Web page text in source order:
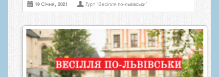
19 Січня, 2021 Гурт "Весілля по-львівськи"